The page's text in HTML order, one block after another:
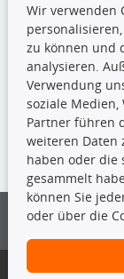
TecDoc Inside
Die hier angezeigten
nicht kopiert werden.
Es ist zu unterlassen,
vorherige
und/oder diese
Bitte prüfen Sie, ob
Wir verwenden
zu können und
analysieren.
Verwendung
soziale
Partner führen
weiteren Daten
haben oder die
gesammelt
können Sie
oder über die